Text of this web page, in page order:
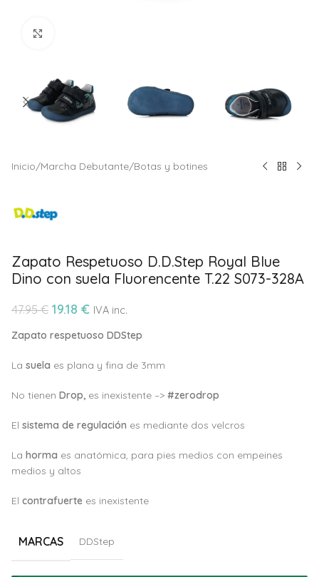
Inicio/Marcha Debutante/Botas y botines
Zapato Respetuoso D.D.Step Royal Blue
Dino con suela Fluorencente T.22 S073-328A
47.95€ 19.18 € IVA inc.
Zapato respetuoso DDStep
La suela es plana y fina de 3mm
No tienen Drop, es inexistente –> #zerodrop
El sistema de regulación es mediante dos velcros
La horma es anatómica, para pies medios con empeines
medios y altos
El contrafuerte es inexistente
MARCAS DDStep